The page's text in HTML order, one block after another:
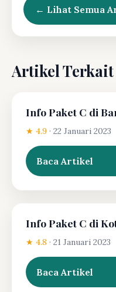
← Lihat Semua
Artikel Terkait
Info Paket C di
★ 4.9 · 22 Januari 2023
Baca Artikel
Info Paket C di
★ 4.8 · 21 Januari 2023
Baca Artikel